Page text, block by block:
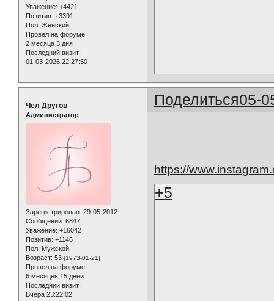
Уважение: +4421
Позитив: +3391
Пол: Женский
Провел на форуме:
2 месяца 3 дня
Последний визит:
01-03-2026 22:27:50
Поделиться05-
Чел Другов
Администратор
Зарегистрирован: 29-05-2012
Сообщений: 6847
Уважение: +16042
Позитив: +1146
Пол: Мужской
Возраст: 53 [1973-01-21]
Провел на форуме:
6 месяцев 15 дней
Последний визит:
Вчера 23:22:02
https://
+5